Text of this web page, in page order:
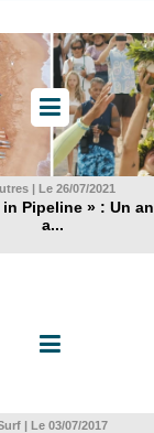
| Le 26/07/2021
in Pipeline » : Un an
a...
| Le 03/07/2017